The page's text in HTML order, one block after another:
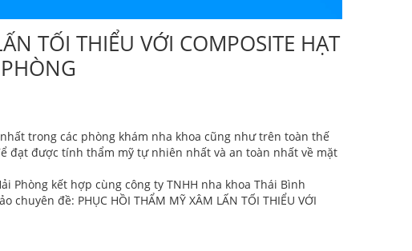
TỐI THIỂU VỚI COMPOSITE HẠT
trong các phòng khám nha khoa cũng như trên toàn thế
đạt được tính thẩm mỹ tự nhiên nhất và an toàn nhất về mặt
Phòng kết hợp cùng công ty TNHH nha khoa Thái Bình
đề: PHỤC HỒI THẨM MỸ XÂM LẤN TỐI THIỂU VỚI